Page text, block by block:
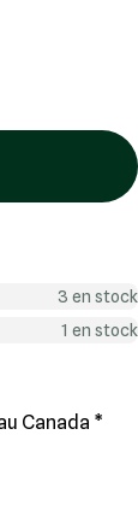
3 en stock
1 en stock
Canada *